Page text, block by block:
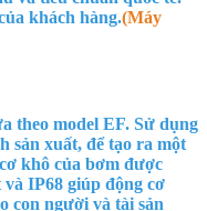
khách hàng.(Máy
theo model EF. Sử dụng
sản xuất, để tạo ra một
khô của bơm được
IP68 giúp động cơ
con người và tài sản